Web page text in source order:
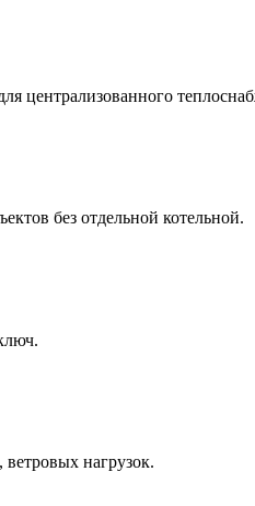
централизованного
без отдельной котельной.
нагрузок.